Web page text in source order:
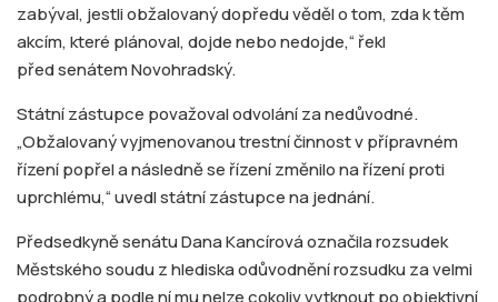
zabýval, jestli obžalovaný dopředu věděl o tom, zda k těm
akcím, které plánoval, dojde nebo nedojde,“ řekl
před senátem Novohradský.
Státní zástupce považoval odvolání za nedůvodné.
„Obžalovaný vyjmenovanou trestní činnost v přípravném
řízení popřel a následně se řízení změnilo na řízení proti
uprchlému,“ uvedl státní zástupce na jednání.
Předsedkyně senátu Dana Kancírová označila rozsudek
Městského soudu z hlediska odůvodnění rozsudku za velmi
podrobný a podle ní mu nelze cokoliv vytknout po objektivní